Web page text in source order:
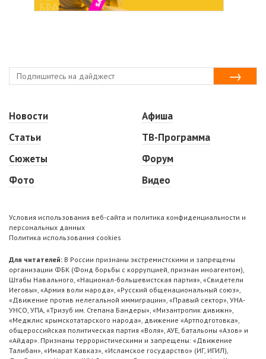
Новости
Статьи
Сюжеты
Фото
Афиша
ТВ-Программа
Форум
Видео
Условия использования веб-сайта и политика конфиденциальности и
персональных данных
Политика использования cookies
Для читателей: В России признаны экстремистскими и запрещены
организации ФБК (Фонд борьбы с коррупцией, признан иноагентом),
Штабы Навального, «Национал-большевистская партия», «Свидетели
Иеговы», «Армия воли народа», «Русский общенациональный союз»,
«Движение против нелегальной иммиграции», «Правый сектор», УНА-
УНСО, УПА, «Тризуб им. Степана Бандеры», «Мизантропик дивижн»,
«Меджлис крымскотатарского народа», движение «Артподготовка»,
общероссийская политическая партия «Воля», АУЕ, батальоны «Азов» и
«Айдар». Признаны террористическими и запрещены: «Движение
Талибан», «Имарат Кавказ», «Исламское государство» (ИГ, ИГИЛ),